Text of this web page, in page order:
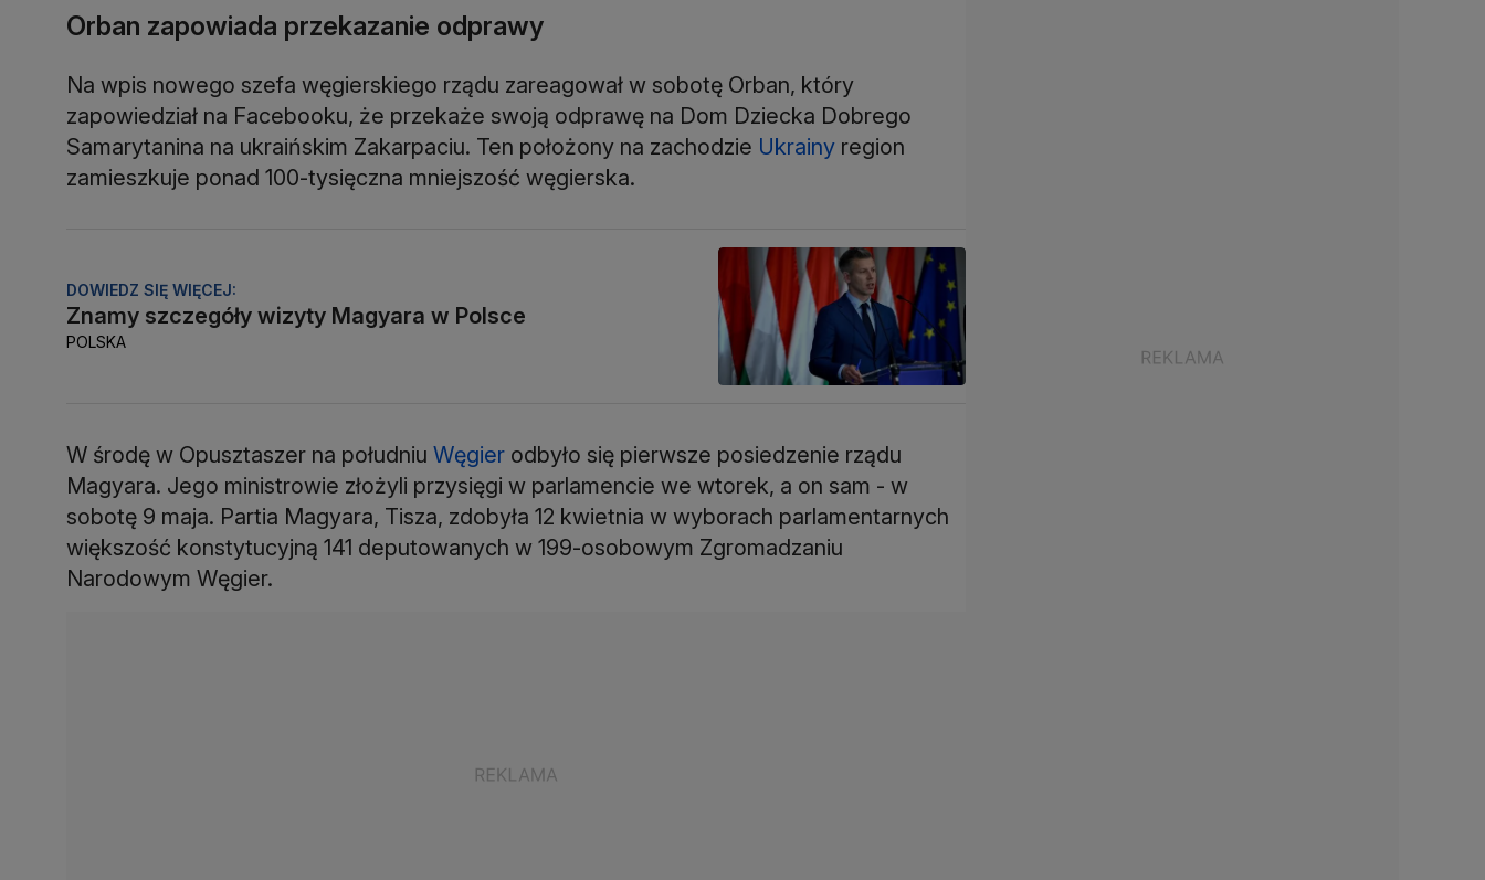
Orban zapowiada przekazanie odprawy
Na wpis nowego szefa węgierskiego rządu zareagował w sobotę Orban, który
zapowiedział na Facebooku, że przekaże swoją odprawę na Dom Dziecka Dobrego
Samarytanina na ukraińskim Zakarpaciu. Ten położony na zachodzie Ukrainy region
zamieszkuje ponad 100-tysięczna mniejszość węgierska.
DOWIEDZ SIĘ WIĘCEJ:
Znamy szczegóły wizyty Magyara w Polsce
POLSKA
W środę w Opusztaszer na południu Węgier odbyło się pierwsze posiedzenie rządu
Magyara. Jego ministrowie złożyli przysięgi w parlamencie we wtorek, a on sam - w
sobotę 9 maja. Partia Magyara, Tisza, zdobyła 12 kwietnia w wyborach parlamentarnych
większość konstytucyjną 141 deputowanych w 199-osobowym Zgromadzaniu
Narodowym Węgier.